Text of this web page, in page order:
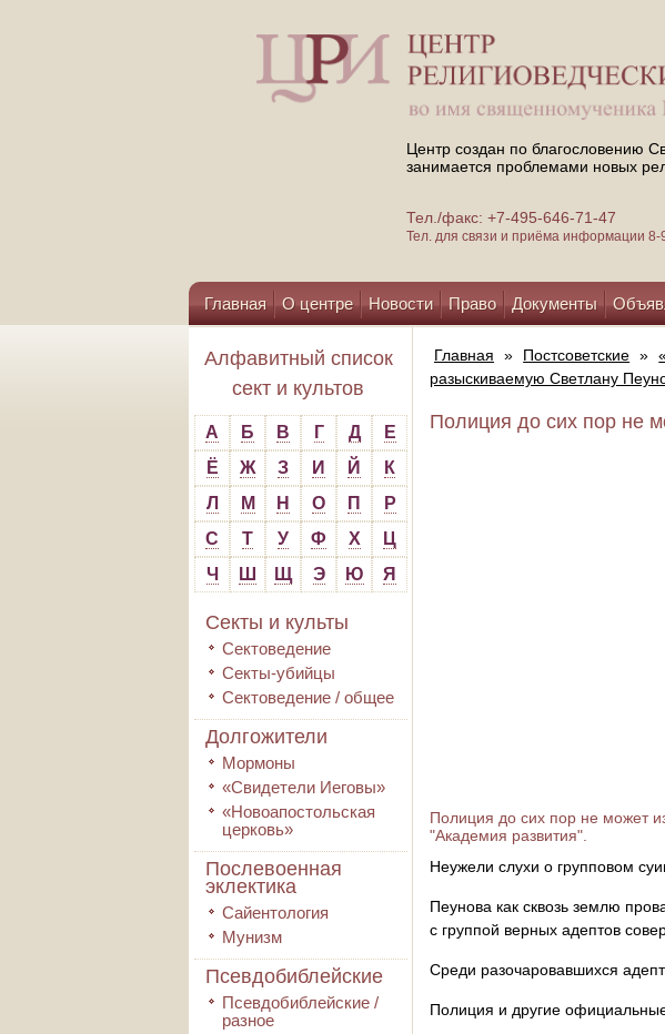
Центр создан по благословению
занимается проблемами новых
Тел./факс: +7-495-646-71-47
Тел. для связи и приёма информации 8-
Главная О центре Новости Право Документы
Помощь центру
Алфавитный список
сект и культов
А Б В Г Д
Е
Ё
Ж З И Й
К
Л
М Н О П
Р
С
Т У Ф Х
Ц
Ч
Ш Щ Э Ю Я
Секты и культы
Сектоведение
Секты-убийцы
Сектоведение / общее
Долгожители
Мормоны
«Свидетели Иеговы»
«Новоапостольская
церковь»
Послевоенная
эклектика
Сайентология
Мунизм
Псевдобиблейские
Псевдобиблейские /
разное
Главная » Постсоветские »
разыскиваемую Светлану
Полиция до сих пор не
Полиция до сих пор не может
"Академия развития".
Неужели слухи о групповом
Пеунова как сквозь землю
с группой верных адептов
Среди разочаровавшихся
Полиция и другие